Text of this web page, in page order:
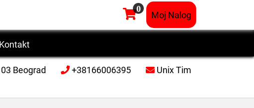
0
Moj Nalog
Kontakt
Beograd +38166006395 Unix Tim